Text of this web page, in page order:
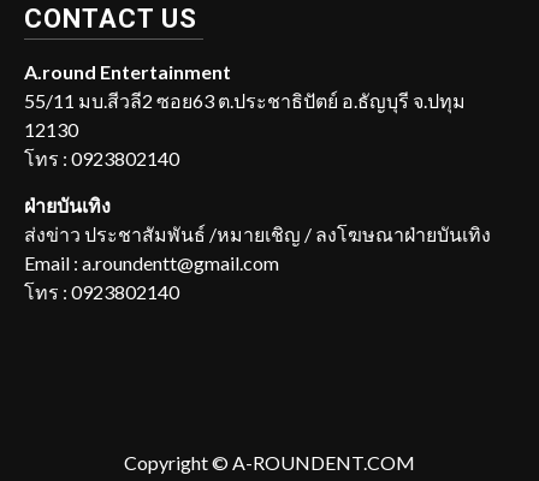
CONTACT US
A.round Entertainment
55/11 มบ.สีวลี2 ซอย63 ต.ประชาธิปัตย์ อ.ธัญบุรี จ.ปทุม
12130
โทร : 0923802140
ฝ่ายบันเทิง
ส่งข่าว ประชาสัมพันธ์ /หมายเชิญ / ลงโฆษณาฝ่ายบันเทิง
Email : a.roundentt@gmail.com
โทร : 0923802140
Copyright © A-ROUNDENT.COM